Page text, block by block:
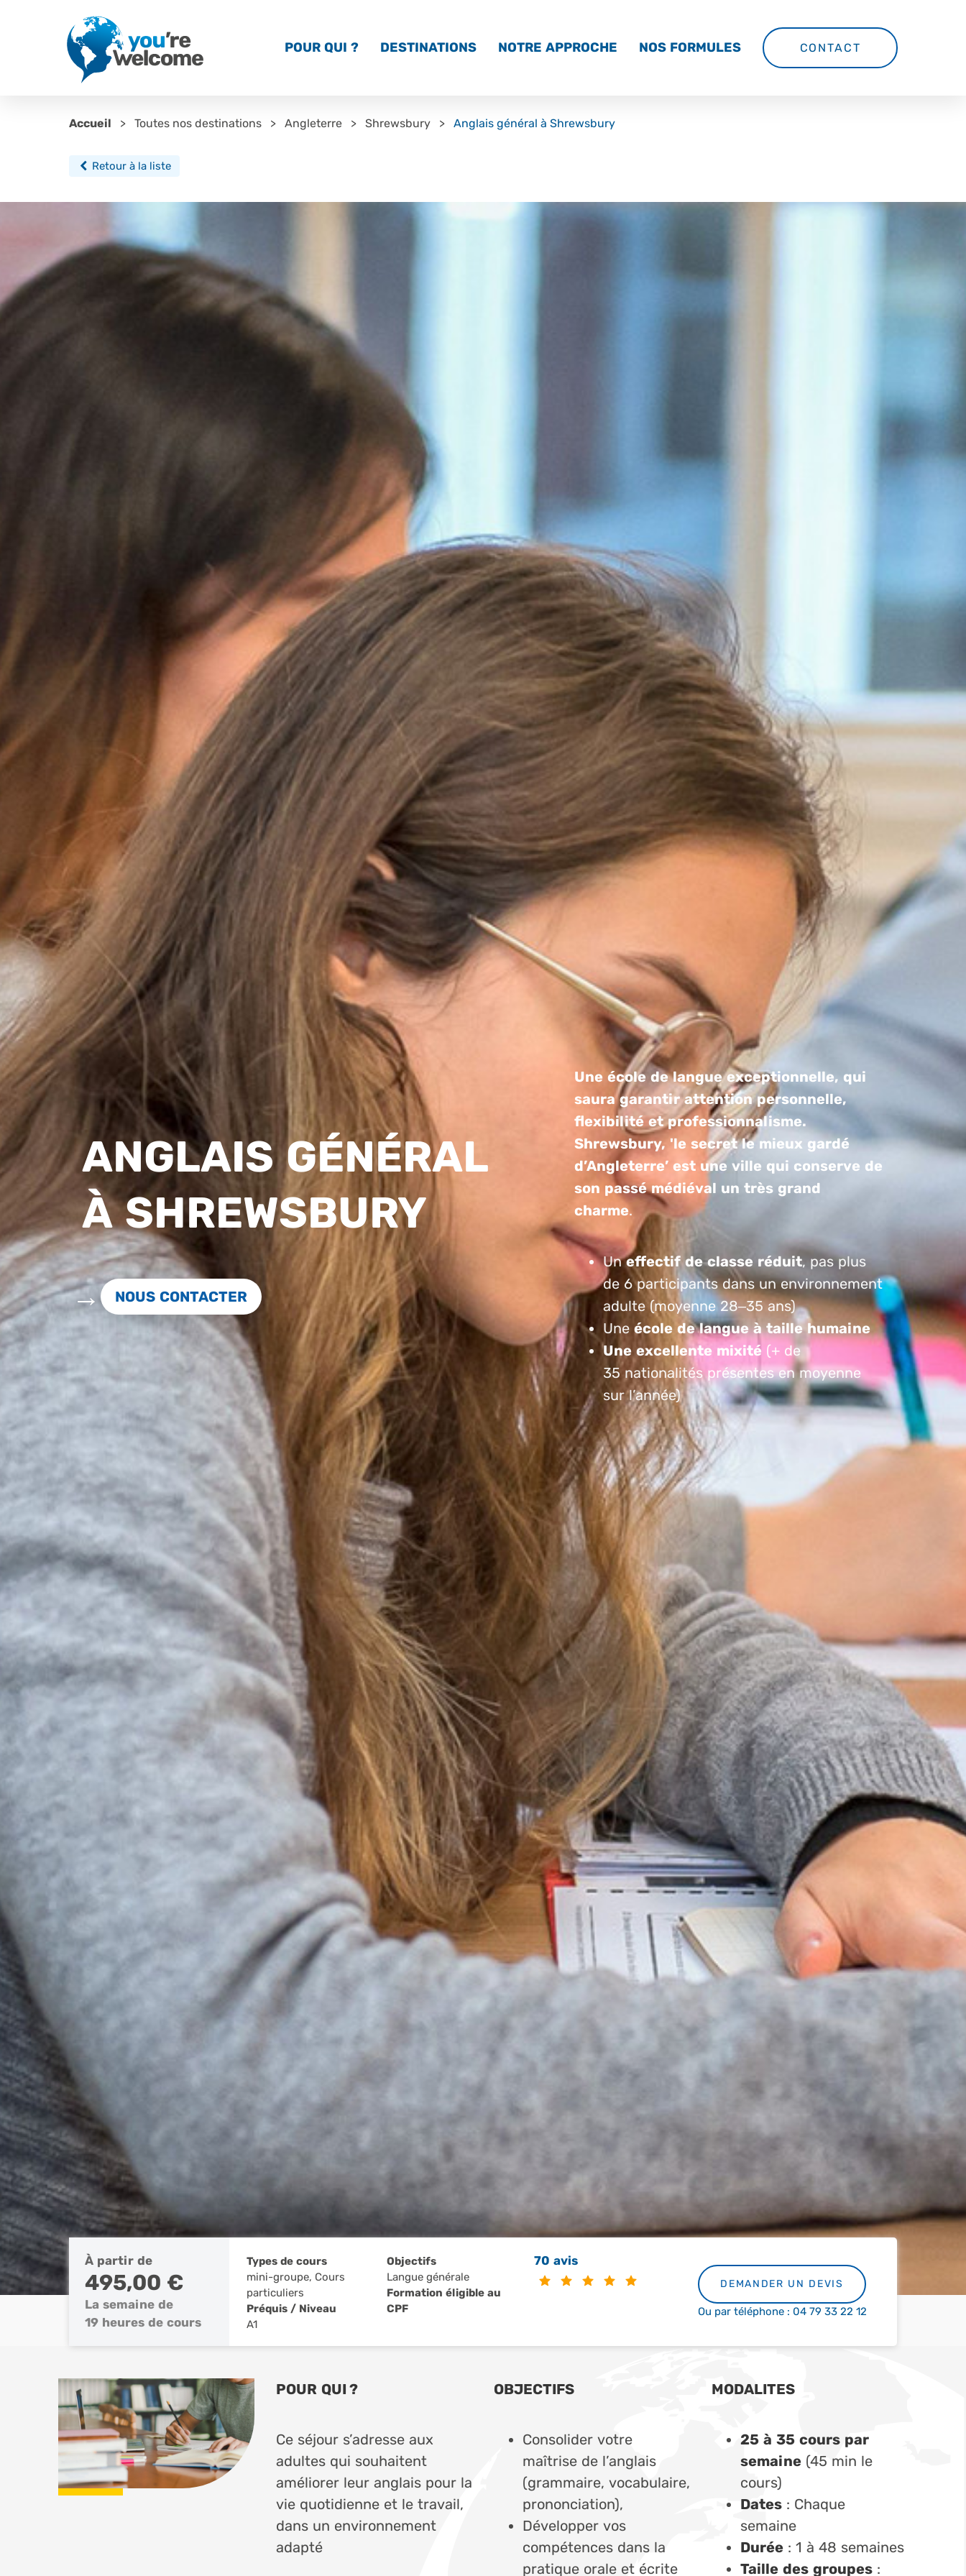
POUR QUI ? DESTINATIONS NOTRE APPROCHE NOS FORMULES CONTACT
Accueil Toutes nos destinations Angleterre Shrewsbury Anglais général à Shrewsbury
Retour à la liste
ANGLAIS GÉNÉRAL
À SHREWSBURY
NOUS CONTACTER
Une école de langue exceptionnelle, qui
saura garantir attention personnelle,
flexibilité et professionnalisme.
Shrewsbury, 'le secret le mieux gardé
d’Angleterre’ est une ville qui conserve de
son passé médiéval un très grand
charme.
Uneffectif de classe réduit, pas plus
de 6 participants dans un environnement
adulte (moyenne 28–35 ans)
Une école de langue à taille humaine
Une excellente mixité (+ de
35 nationalités présentes en moyenne
sur l’année)
À partir de
495,00 €
La semaine de
19 heures de cours
Types de cours
mini-groupe, Cours
particuliers
Préquis / Niveau
A1
Objectifs
Langue générale
Formation éligible au
CPF
70 avis
DEMANDER UN DEVIS
Ou par téléphone : 04 79 33 22 12
POUR QUI ?
Ce séjour s’adresse aux
adultes qui souhaitent
améliorer leur anglais pour la
vie quotidienne et le travail,
dans un environnement
adapté
OBJECTIFS
Consolider votre
maîtrise de l’anglais
(grammaire, vocabulaire,
prononciation),
Développer vos
compétences dans la
pratique orale et écrite
MODALITES
25 à 35 cours par
semaine (45 min le
cours)
Dates : Chaque
semaine
Durée : 1 à 48 semaines
Taille des groupes :